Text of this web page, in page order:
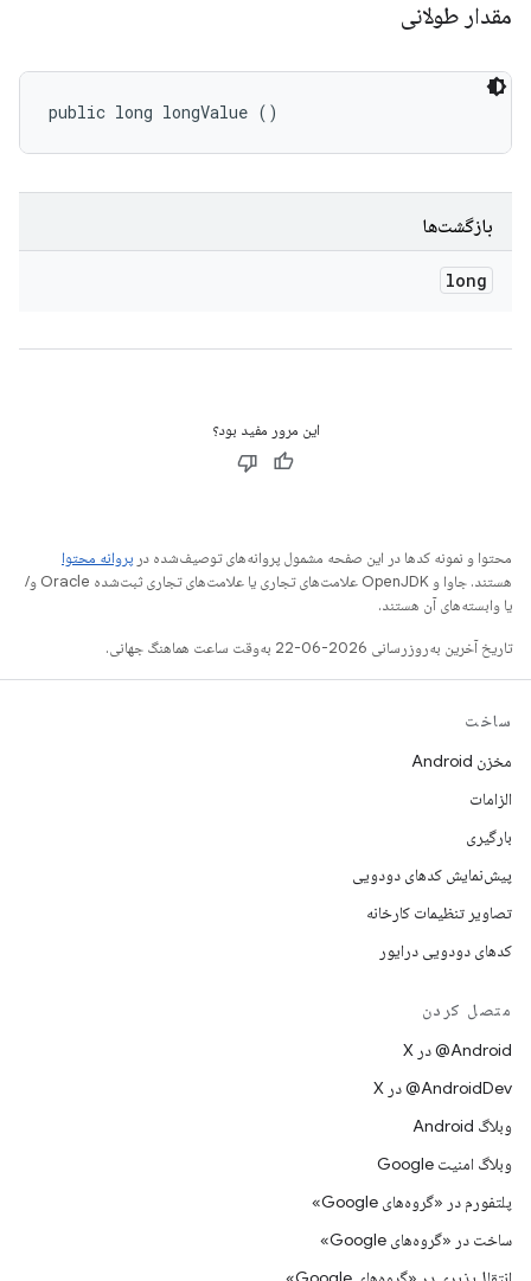
مقدار طولانی
public long longValue ()
بازگشت‌ها
long
این مرور مفید بود؟
محتوا و نمونه کدها در این صفحه مشمول پروانه‌های توصیف‌شده در پروانه محتوا
هستند. جاوا و OpenJDK علامت‌های تجاری یا علامت‌های تجاری ثبت‌شده Oracle و/
یا وابسته‌های آن هستند.
تاریخ آخرین به‌روزرسانی 2026-06-22 به‌وقت ساعت هماهنگ جهانی.
ساخت
مخزن Android
الزامات
بارگیری
پیش‌نمایش کدهای دودویی
تصاویر تنظیمات کارخانه
کدهای دودویی درایور
متصل کردن
‫‎@Android در X
‫‎@AndroidDev در X
وبلاگ Android
وبلاگ امنیت Google
پلتفورم در «گروه‌های Google»
ساخت در «گروه‌های Google»